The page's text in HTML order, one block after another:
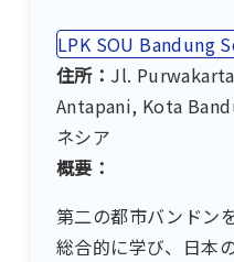
LPK SOU Bandung
住所： Jl.
Antapani, Kota
ネシア
概要：
第二の都市バンドン
総合的に学び、日本